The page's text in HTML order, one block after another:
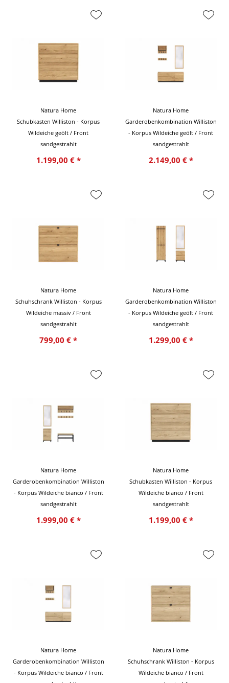
Natura Home
Schubkasten Williston - Korpus
Wildeiche geölt / Front
sandgestrahlt
1.199,00 € *
Natura Home
Garderobenkombination Williston
- Korpus Wildeiche geölt / Front
sandgestrahlt
2.149,00 € *
Natura Home
Schuhschrank Williston - Korpus
Wildeiche massiv / Front
sandgestrahlt
799,00 € *
Natura Home
Garderobenkombination Williston
- Korpus Wildeiche geölt / Front
sandgestrahlt
1.299,00 € *
Natura Home
Garderobenkombination Williston
- Korpus Wildeiche bianco / Front
sandgestrahlt
1.999,00 € *
Natura Home
Schubkasten Williston - Korpus
Wildeiche bianco / Front
sandgestrahlt
1.199,00 € *
Natura Home
Garderobenkombination Williston
- Korpus Wildeiche bianco / Front
Natura Home
Schuhschrank Williston - Korpus
Wildeiche bianco / Front